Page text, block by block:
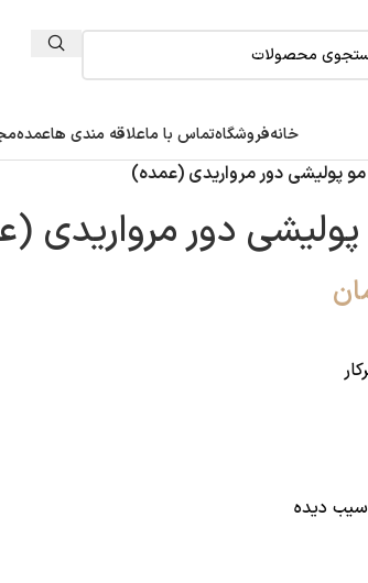
خانهفروشگاهتماس با ماعلاقه مندی هاعمده
پولیشی دور مرواریدی (عمده)
دور مرواریدی
دیده